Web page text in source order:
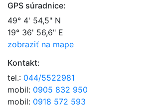
GPS súradnice:
49° 4' 54,5" N
19° 36' 56,6" E
zobraziť na mape
Kontakt:
tel.: 044/5522981
mobil: 0905 832 950
mobil: 0918 572 593